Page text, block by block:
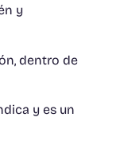
y
dentro de
y es un